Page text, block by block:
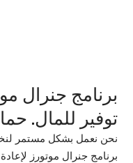
برنامج جنرال
توفير للمال.
نحن نعمل بشكل مستمر
برنامج جنرال موتورز